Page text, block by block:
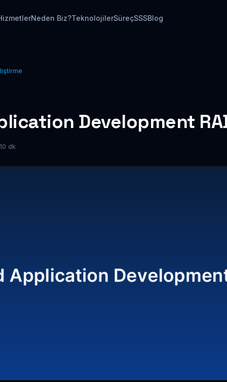
Neden Biz?TeknolojilerSüreçSSSBlog
Development
dk